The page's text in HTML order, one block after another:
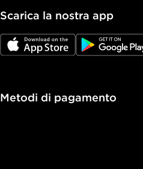
Scarica la nostra app
JD App Store JD Google Play
Metodi di pagamento